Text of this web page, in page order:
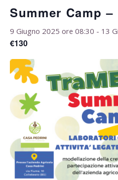
Summer Camp
9 Giugno 2025 ore 08:30 - 13
€130